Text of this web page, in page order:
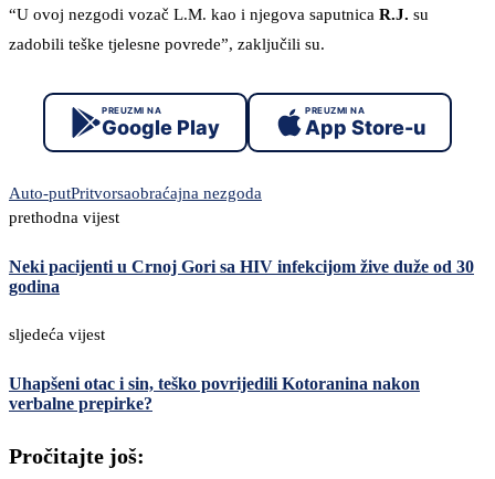
“U ovoj nezgodi vozač L.M. kao i njegova saputnica R.J. su
zadobili teške tjelesne povrede”, zaključili su.
PREUZMI NA
Google Play
PREUZMI NA
App Store-u
Auto-putPritvorsaobraćajna nezgoda
prethodna vijest
Neki pacijenti u Crnoj Gori sa HIV infekcijom žive duže od 30
godina
sljedeća vijest
Uhapšeni otac i sin, teško povrijedili Kotoranina nakon
verbalne prepirke?
Pročitajte još: